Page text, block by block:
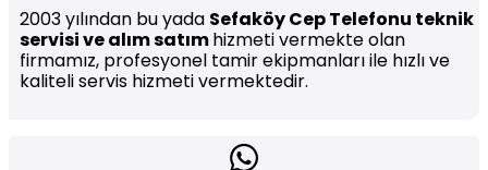
2003 yılından bu yada Sefaköy Cep Telefonu teknik
servisi ve alım satımhizmeti vermekte olan
firmamız, profesyonel tamir ekipmanları ile hızlı ve
kaliteli servis hizmeti vermektedir.